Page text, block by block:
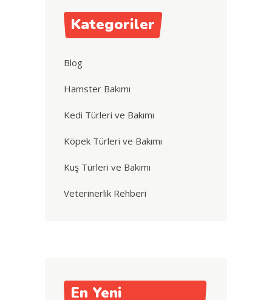
Kategoriler
Blog
Hamster Bakımı
Kedi Türleri ve Bakımı
Köpek Türleri ve Bakımı
Kuş Türleri ve Bakımı
Veterinerlik Rehberi
En Yeni